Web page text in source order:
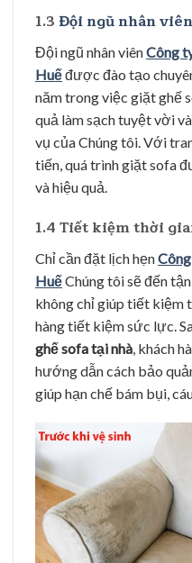
1.3Đội ngũ nhân
Đội ngũ nhân viênCông
Huếđược đào tạo
năm trong việc giặt ghế
quả làm sạch tuyệt vời
vụ của Chúng tôi. Với
tiến, quá trình giặt sofa
và hiệu quả.
1.4 Tiết kiệm thời
Chỉ cần đặt lịch hẹn
HuếChúng tôi sẽ đến
không chỉ giúp tiết kiệm
hàng tiết kiệm sức lực.
ghế sofa tại nhà , khách
hướng dẫn cách bảo
giúp hạn chế bám bụi,